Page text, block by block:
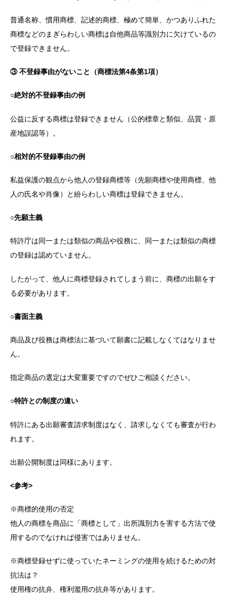
普通名称、慣用商標、記述的商標、極めて簡単、かつありふれた
商標などのまぎらわしい商標は自他商品等識別力に欠けているの
で登録できません。
③ 不登録事由がないこと（商標法第4条第1項）
○絶対的不登録事由の例
公益に反する商標は登録できません（公的標章と類似、品質・原
産地誤認等）。
○相対的不登録事由の例
私益保護の観点から他人の登録商標等（先願商標や使用商標、他
人の氏名や肖像）と紛らわしい商標は登録できません。
○先願主義
特許庁は同一または類似の商品や役務に、同一または類似の商標
の登録は認めていません。
したがって、他人に商標登録されてしまう前に、商標の出願をす
る必要があります。
○書面主義
商品及び役務は商標法に基づいて願書に記載しなくてはなりませ
ん。
指定商品の選定は大変重要ですのでぜひご相談ください。
○特許との制度の違い
特許にある出願審査請求制度はなく、請求しなくても審査が行わ
れます。
出願公開制度は同様にあります。
<参考>
※商標的使用の否定
他人の商標を商品に「商標として」出所識別力を害する方法で使
用するのでなければ侵害ではありません。
※商標登録せずに使っていたネーミングの使用を続けるための対
抗法は？
使用権の抗弁、権利濫用の抗弁等があります。